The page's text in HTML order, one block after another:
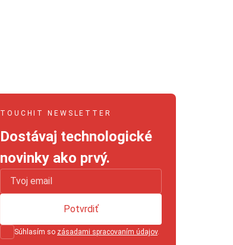
TOUCHIT NEWSLETTER
Dostávaj technologické
novinky ako prvý.
Súhlasím so zásadami spracovaním údajov.
Potvrdiť